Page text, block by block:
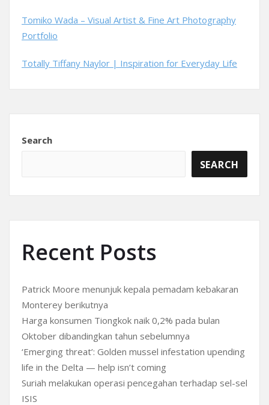
Tomiko Wada – Visual Artist & Fine Art Photography
Portfolio
Totally Tiffany Naylor | Inspiration for Everyday Life
Search
SEARCH
Recent Posts
Patrick Moore menunjuk kepala pemadam kebakaran
Monterey berikutnya
Harga konsumen Tiongkok naik 0,2% pada bulan
Oktober dibandingkan tahun sebelumnya
‘Emerging threat’: Golden mussel infestation upending
life in the Delta — help isn’t coming
Suriah melakukan operasi pencegahan terhadap sel-sel
ISIS